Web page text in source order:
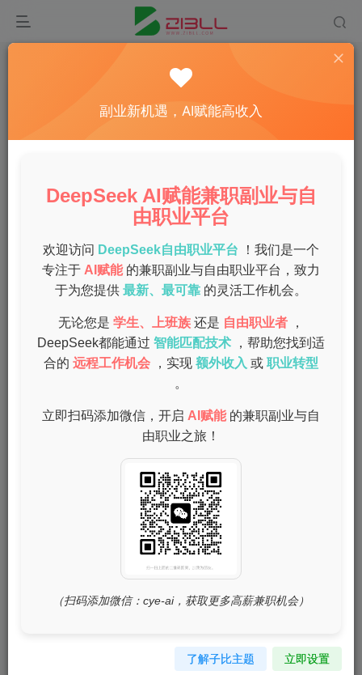
赚钱项目：多种手机兼职形式灵活
关注 私信
很多人希望通过手机兼职来增加收入，尤其是在业余时间或
者空闲时刻利用碎片化时间赚钱。手机兼职的优势在于灵活
性强、机会多样性高，适合各种人群，包括学生、上班族、
宝妈等。以下是一些关于手机兼职的具体内容和，帮助你找
到适合自己的赚钱项目。
选择适合自己的手机兼职项目
：如淘宝刷单、透明流量任务、网络推广等，这
类项目通常需要通过手机完成简单的操作。
副业新机遇，AI赋能高收入
DeepSeek AI赋能兼职副业与自
由职业平台
欢迎访问 DeepSeek自由职业平台
！我们是一个
专注于 AI赋能 的兼职副业与自由职业平台，致力
于为您提供 最新、最可靠 的灵活工作机会。
无论您是 学生、上班族 还是 自由职业者
，
DeepSeek都能通过 智能匹配技术
，帮助您找到适
合的 远程工作机会 ，实现 额外收入 或 职业转型
。
立即扫码添加微信，开启 AI赋能 的兼职副业与自
由职业之旅！
（扫码添加微信：cye-ai，获取更多高薪兼职机会）
了解子比主题 立即设置